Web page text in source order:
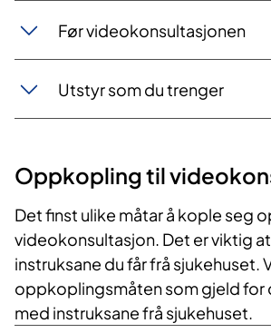
Før videokonsultasjonen​
​Utstyr som du trenger
​Oppkopling til
Det finst ulike måtar å kople seg
videokonsultasjon. Det er viktig
instruksane du får frå sjukehuset.
oppkoplingsmåten som gjeld for
med instruksane frå sjukehuset.